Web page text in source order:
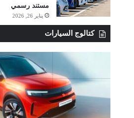
مستند رسمي
يناير 26, 2026
كتالوج السيارات